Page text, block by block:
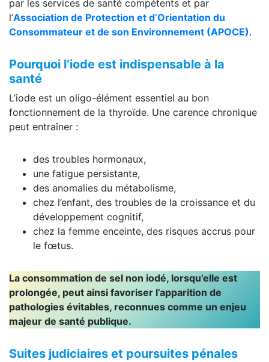
par les services de santé compétents et par
l’Association de Protection et d’Orientation du
Consommateur et de son Environnement (APOCE).
Pourquoi l’iode est indispensable à la
santé
L’iode est un oligo-élément essentiel au bon
fonctionnement de la thyroïde. Une carence chronique
peut entraîner :
des troubles hormonaux,
une fatigue persistante,
des anomalies du métabolisme,
chez l’enfant, des troubles de la croissance et du
développement cognitif,
chez la femme enceinte, des risques accrus pour
le fœtus.
La consommation de sel non iodé, lorsqu’elle est
prolongée, peut ainsi favoriser l’apparition de
pathologies évitables, reconnues comme un enjeu
majeur de santé publique.
Suites judiciaires et poursuites pénales